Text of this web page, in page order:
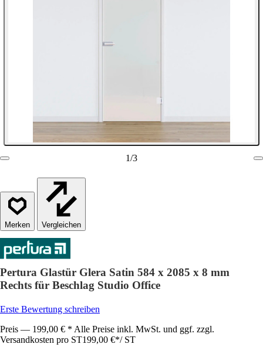
1/3
Vergleichen
Pertura Glastür Glera Satin 584 x 2085 x 8 mm
Rechts für Beschlag Studio Office
Erste Bewertung schreiben
Preis — 199,00 € * Alle Preise inkl. MwSt. und ggf. zzgl.
Versandkosten pro ST199,00 €*/ ST